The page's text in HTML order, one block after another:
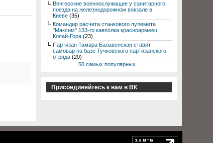
Венгерские военнослужащие у санитарного
поезда на железнодорожном вокзале в
Киеве (35)
Командир расчета станкового пулемета
"Максим" 133-го кавполка красноармеец
Копай-Гора (23)
Партизан Тамара Балавенская ставит
самовар на базе Тучковского партизанского
отряда (20)
50 самых популярных...
Присоединяйтесь к нам в ВК